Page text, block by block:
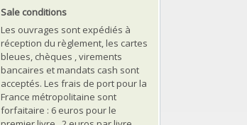
Sale conditions
Les ouvrages sont expédiés à
réception du règlement, les cartes
bleues, chèques , virements
bancaires et mandats cash sont
acceptés. Les frais de port pour la
France métropolitaine sont
forfaitaire : 6 euros pour le